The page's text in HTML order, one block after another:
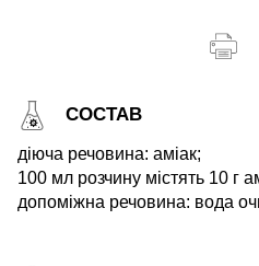
СОСТАВ
діюча речовина: аміак;
100 мл розчину містять 10 г
допоміжна речовина: вода